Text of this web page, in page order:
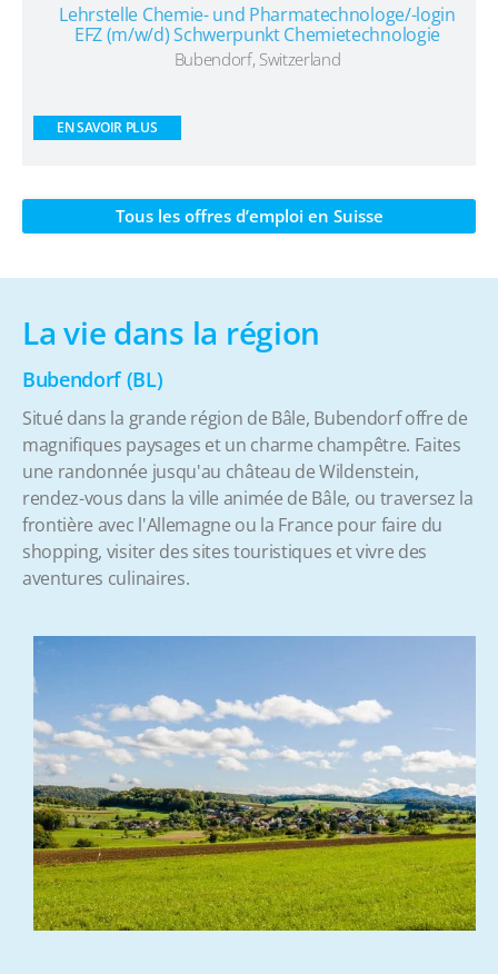
Lehrstelle Chemie- und Pharmatechnologe/-login
EFZ (m/w/d) Schwerpunkt Chemietechnologie
Bubendorf, Switzerland
EN SAVOIR PLUS
Tous les offres d’emploi en Suisse
La vie dans la région
Bubendorf (BL)
Situé dans la grande région de Bâle, Bubendorf offre de
magnifiques paysages et un charme champêtre. Faites
une randonnée jusqu'au château de Wildenstein,
rendez-vous dans la ville animée de Bâle, ou traversez la
frontière avec l'Allemagne ou la France pour faire du
shopping, visiter des sites touristiques et vivre des
aventures culinaires.